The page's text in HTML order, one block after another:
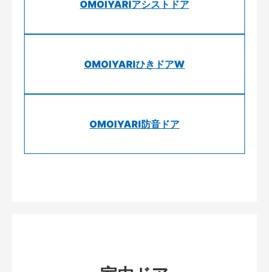
OMOIYARIアシストドア
OMOIYARIひきドアW
OMOIYARI防音ドア